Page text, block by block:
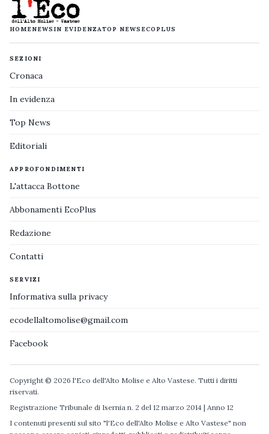
HOMENEWS IN EVIDENZATOP NEWS ECOPLUS
SEZIONI
Cronaca
In evidenza
Top News
Editoriali
APPROFONDIMENTI
L'attacca Bottone
Abbonamenti EcoPlus
Redazione
Contatti
SERVIZI
Informativa sulla privacy
ecodellaltomolise@gmail.com
Facebook
Copyright © 2026 l'Eco dell'Alto Molise e Alto Vastese. Tutti i diritti
riservati.
Registrazione Tribunale di Isernia n. 2 del 12 marzo 2014 | Anno 12
I contenuti presenti sul sito "l'Eco dell'Alto Molise e Alto Vastese" non